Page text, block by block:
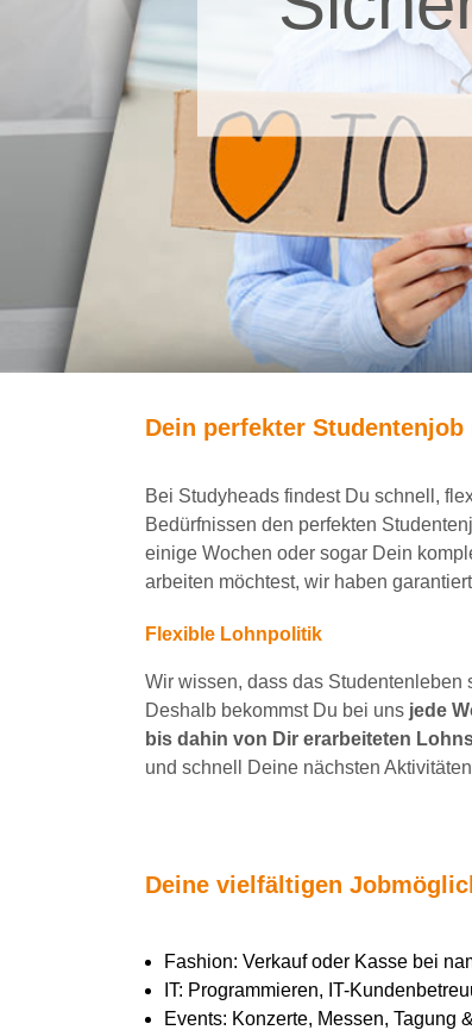
Dein perfekter Studentenjob
Bei Studyheads findest Du schnell,
Bedürfnissen den perfekten
einige Wochen oder sogar Dein
arbeiten möchtest, wir haben garantiert
Flexible Lohnpolitik
Wir wissen, dass das Studentenleben
Deshalb bekommst Du bei uns jede
bis dahin von Dir erarbeiteten
und schnell Deine nächsten
Deine vielfältigen
Fashion: Verkauf oder Kasse bei
IT: Programmieren, IT-
Events: Konzerte, Messen, Tagung